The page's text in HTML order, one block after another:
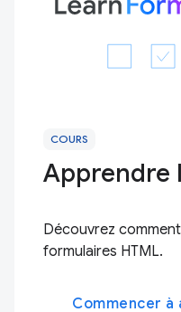
COURS
Apprendre
Découvrez
formulaires HTML.
Commencer à